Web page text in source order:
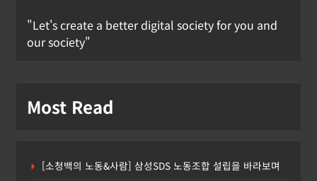
"Let's create a better digital society for you and
our society"
Most Read
[소청백의 노동&사람] 삼성SDS 노동조합 설립을 바라보며